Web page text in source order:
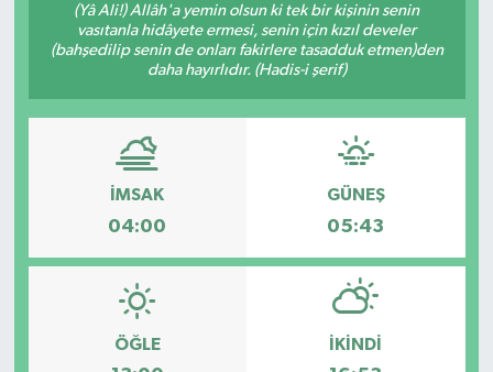
(Yâ Ali!) Allâh'a yemin olsun ki tek bir kişinin senin
vasıtanla hidâyete ermesi, senin için kızıl develer
(bahşedilip senin de onları fakirlere tasadduk etmen)den
daha hayırlıdır. (Hadis-i şerif)
İMSAK
04:00
GÜNEŞ
05:43
ÖĞLE İKINDI